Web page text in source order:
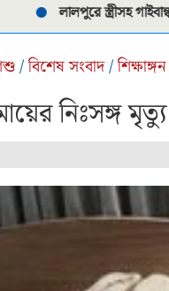
লালপুরে স্ত্রীসহ গাইবান্ধার
/বিশেষ সংবাদ/শিক্ষাঙ্গন
নিঃসঙ্গ মৃত্যু